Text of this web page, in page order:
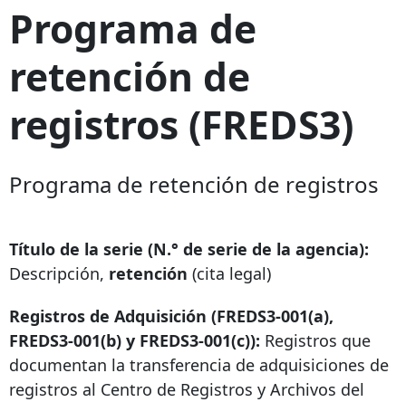
Programa de
retención de
registros (FREDS3)
Programa de retención de registros
Título de la serie (N.° de serie de la agencia):
Descripción, retención (cita legal)
Registros de Adquisición (FREDS3-001(a),
FREDS3-001(b) y FREDS3-001(c)): Registros que
documentan la transferencia de adquisiciones de
registros al Centro de Registros y Archivos del